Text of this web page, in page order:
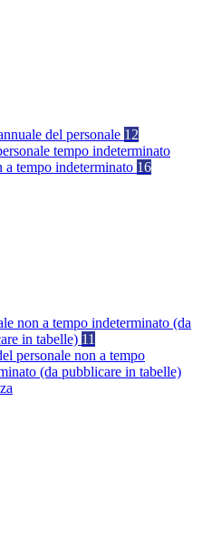
del personale 12
tempo indeterminato
a tempo indeterminato 16
non a tempo indeterminato (da
in tabelle) 11
personale non a tempo
(da pubblicare in tabelle)